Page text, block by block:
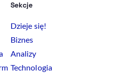
Sekcje
Dzieje się!
Biznes
Analizy
Technologia